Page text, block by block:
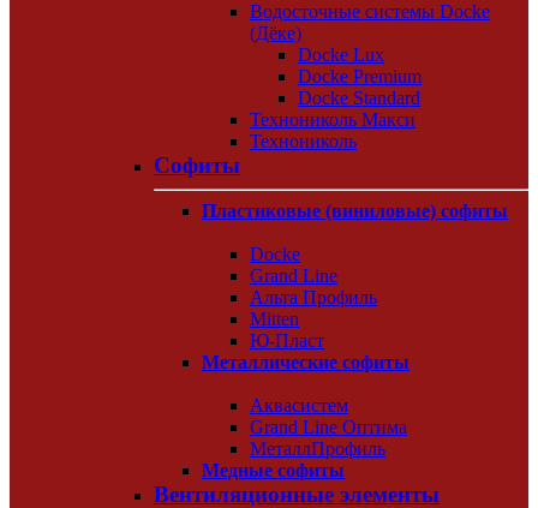
Водосточные системы Docke
(Дёке)
Docke Lux
Docke Premium
Docke Standard
Технониколь Макси
Технониколь
Софиты
Пластиковые (виниловые) софиты
Docke
Grand Line
Альта Профиль
Mitten
Ю-Пласт
Металлические софиты
Аквасистем
Grand Line Оптима
МеталлПрофиль
Медные софиты
Вентиляционные элементы